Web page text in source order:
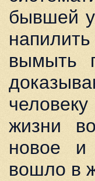
бывшей
вымыть
жизни
новое и
вошло в